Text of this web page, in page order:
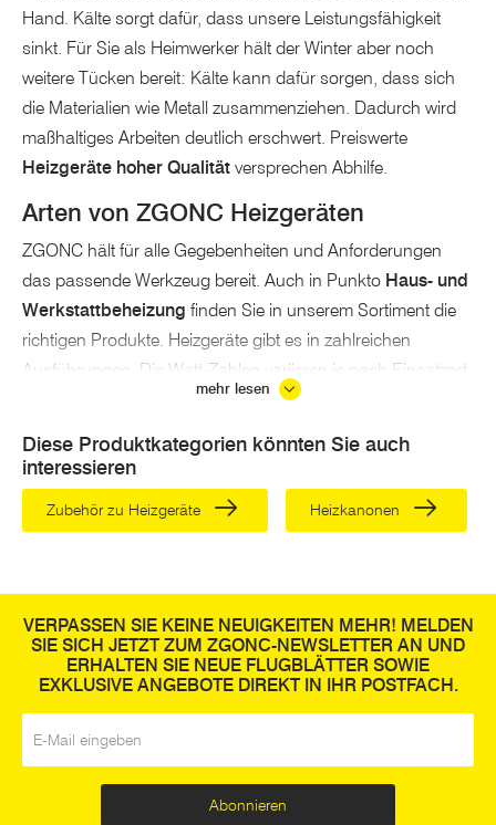
Hand. Kälte sorgt dafür, dass unsere Leistungsfähigkeit
sinkt. Für Sie als Heimwerker hält der Winter aber noch
weitere Tücken bereit: Kälte kann dafür sorgen, dass sich
die Materialien wie Metall zusammenziehen. Dadurch wird
maßhaltiges Arbeiten deutlich erschwert. Preiswerte
Heizgeräte hoher Qualität versprechen Abhilfe.
Arten von ZGONC Heizgeräten
ZGONC hält für alle Gegebenheiten und Anforderungen
das passende Werkzeug bereit. Auch in Punkto Haus- und
Werkstattbeheizung finden Sie in unserem Sortiment die
richtigen Produkte. Heizgeräte gibt es in zahlreichen
Ausführungen. Die Watt-Zahlen variieren je nach Einsatzort
und Raumgröße. Zudem finden Sie hier auch
Kleinere Elektroheizer und Heizlüfter eignen sich für
Wohnungen und Büros. Wie auch kleinere Gasheizstrahler
und die beliebte ZGONC Wärmewellenheizung können Sie
verwendet werden.
Möchten Sie einHeizgerätbestellen, das große Räume
effektiv beheizen kann, sollten Sie sich unsere Elektro-
Marken STANLEY oder EINHELL können je nach Watt-Zahl
sogar zum Beheizen von Industriehallen und Werkstätten
genutzt werden.
mehr lesen
Diese Produktkategorien könnten Sie auch
interessieren
Zubehör zu Heizgeräte Heizkanonen
VERPASSEN SIE KEINE NEUIGKEITEN MEHR! MELDEN
SIE SICH JETZT ZUM ZGONC-NEWSLETTER AN UND
ERHALTEN SIE NEUE FLUGBLÄTTER SOWIE
EXKLUSIVE ANGEBOTE DIREKT IN IHR POSTFACH.
Abonnieren